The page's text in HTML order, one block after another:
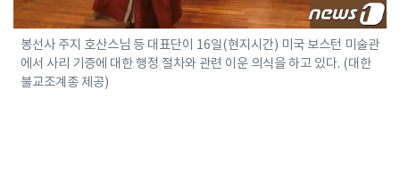
봉선사 주지 호산스님 등 대표단이 16일(현지시간) 미국 보스턴 미술관
에서 사리 기증에 대한 행정 절차와 관련 이운 의식을 하고 있다. (대한
불교조계종 제공)